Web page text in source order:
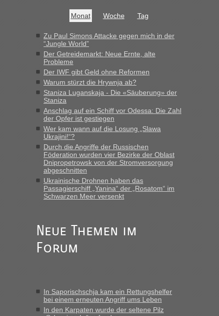
buchbar - warum auch immer ...
Hab´s versucht - bekomme aber immer angezeigt "auf dieser
Strecke fahren wir nicht"
MHG1023 inBerichte und Reisetipps • Re: Mit dem Zug in
die Ukraine
„Man sollte aber explizit dazu schreiben, daß es ein Zug von
LeoExpress ist - und nur auf deren Webseite kann man die
Fahrkarten kaufen. Zumindest ist es die erste Umsteigefreie
Verbindung von Deutschland...“
Recht, Visa und Dokumente • Re: Deklaration
gebrauchter Kleidung beim Zoll
„Vielen Dank, mit einem Briefchen meiner Frau im Gepäck
gab es keine Probleme“
fast 11 Milliarden aufgedeckt
„Am besten wäre natürlich, wenn die Frau mit dabei ist.
Alleinreisende Männer stehen schließlich immer unter
Milliarden aufgedeckt
„Kein Zoll. Du musst an sich nur sagen dass das privat ist
Monat Woche Tag
Zu Paul Simons Attacke gegen mich in der
“Jungle World”
Der Getreidemarkt: Neue Ernte, alte
Probleme
Der IWF gibt Geld ohne Reformen
Warum stürzt die Hrywnja ab?
Staniza Luganskaja - Die «Säuberung» der
Staniza
Anschlag auf ein Schiff vor Odessa: Die Zahl
der Opfer ist gestiegen
Wer kam wann auf die Losung „Slawa
Ukrajini!“?
Durch die Angriffe der Russischen
Föderation wurden vier Bezirke der Oblast
Dnipropetrowsk von der Stromversorgung
abgeschnitten
Ukrainische Drohnen haben das
Passagierschiff „Yanina“ der „Rosatom“ im
Schwarzen Meer versenkt
Neue Themen im
Forum
In Saporischschja kam ein Rettungshelfer
bei einem erneuten Angriff ums Leben
In den Karpaten wurde der seltene Pilz